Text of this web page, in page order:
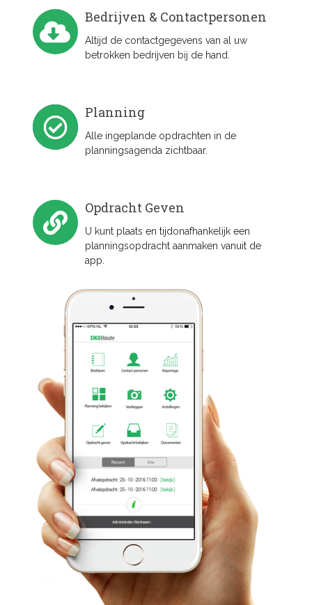
Bedrijven & Contactpersonen
Altijd de contactgegevens van al uw
betrokken bedrijven bij de hand.
Planning
Alle ingeplande opdrachten in de
planningsagenda zichtbaar.
Opdracht Geven
U kunt plaats en tijdonafhankelijk een
planningsopdracht aanmaken vanuit de
app.